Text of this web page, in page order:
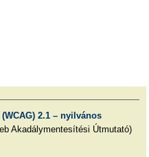
2.1 – nyilvános
Akadálymentesítési Útmutató)